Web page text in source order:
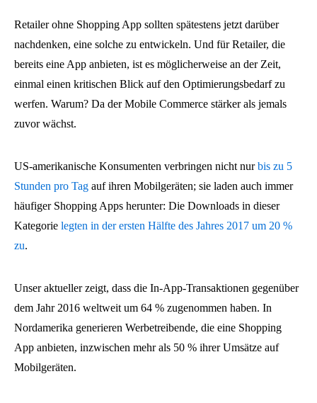
Retailer ohne Shopping App sollten spätestens jetzt darüber
nachdenken, eine solche zu entwickeln. Und für Retailer, die
bereits eine App anbieten, ist es möglicherweise an der Zeit,
einmal einen kritischen Blick auf den Optimierungsbedarf zu
werfen. Warum? Da der Mobile Commerce stärker als jemals
zuvor wächst.
US-amerikanische Konsumenten verbringen nicht nurbis zu 5
Stunden pro Tag auf ihren Mobilgeräten; sie laden auch immer
häufiger Shopping Apps herunter: Die Downloads in dieser
Kategorie legten in der ersten Hälfte des Jahres 2017 um 20 %
zu.
Unser aktueller zeigt, dass die In-App-Transaktionen gegenüber
dem Jahr 2016 weltweit um 64 % zugenommen haben. In
Nordamerika generieren Werbetreibende, die eine Shopping
App anbieten, inzwischen mehr als 50 % ihrer Umsätze auf
Mobilgeräten.